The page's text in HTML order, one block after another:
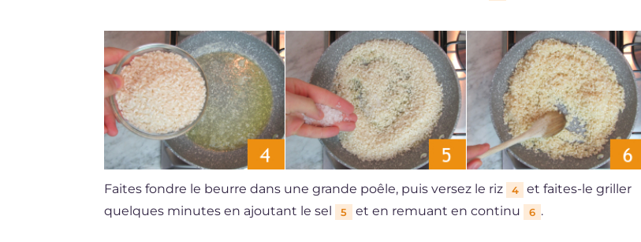
Faites fondre le beurre dans une grande poêle, puis versez le riz 4
et faites-le griller
quelques minutes en ajoutant le sel
5 et en remuant en continu 6 .